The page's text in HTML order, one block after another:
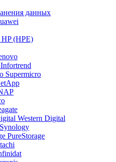
данных
HP (HPE)
Infortrend
Supermicro
Western Digital
Synology
PureStorage